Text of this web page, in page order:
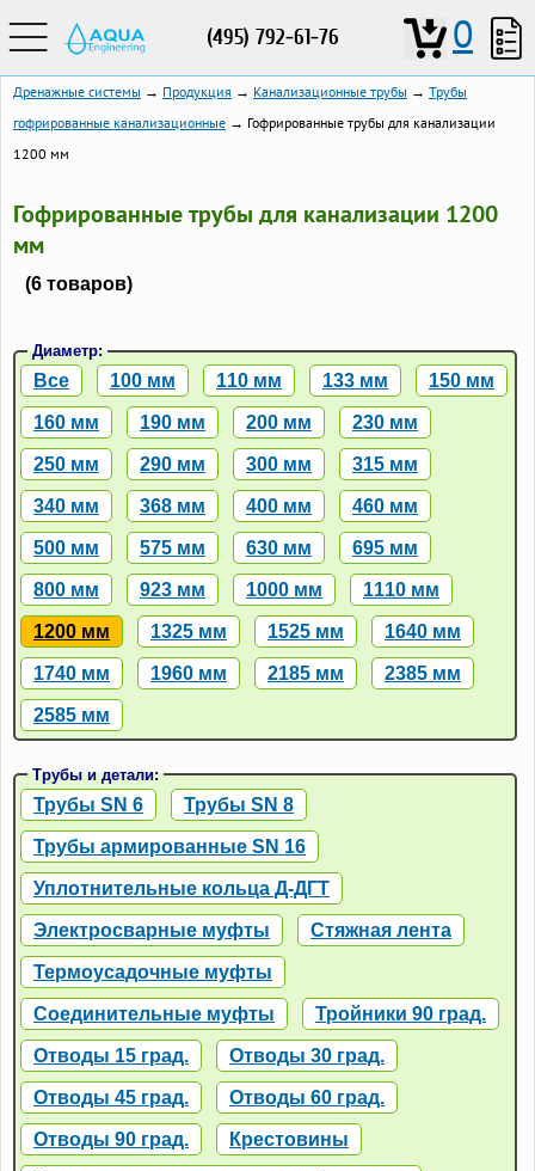
(495) 792-61-76 0
Дренажные системы → Продукция → Канализационные трубы → Трубы
гофрированные канализационные → Гофрированные трубы для канализации
1200 мм
Гофрированные трубы для канализации 1200
мм
(6 товаров)
Диаметр:
Все 100 мм 110 мм 133 мм 150 мм
160 мм 190 мм 200 мм 230 мм
250 мм 290 мм 300 мм 315 мм
340 мм 368 мм 400 мм 460 мм
500 мм 575 мм 630 мм 695 мм
800 мм 923 мм 1000 мм 1110 мм
1200 мм 1325 мм 1525 мм 1640 мм
1740 мм 1960 мм 2185 мм 2385 мм
2585 мм
Трубы и детали:
Трубы SN 6 Трубы SN 8
Трубы армированные SN 16
Уплотнительные кольца Д-ДГТ
Электросварные муфты Стяжная лента
Термоусадочные муфты
Соединительные муфты Тройники 90 град.
Отводы 15 град. Отводы 30 град.
Отводы 45 град. Отводы 60 град.
Отводы 90 град. Крестовины